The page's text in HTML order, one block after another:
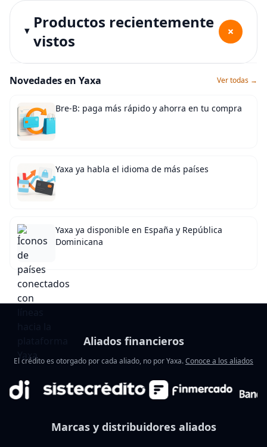
Productos recientemente
vistos
+
Novedades en Yaxa Ver todas →
Bre-B: paga más rápido y ahorra en tu compra
Yaxa ya habla el idioma de más países
Yaxa ya disponible en España y República
Dominicana
Aliados financieros
El crédito es otorgado por cada aliado, no por Yaxa.Conoce a los aliados
Marcas y distribuidores aliados